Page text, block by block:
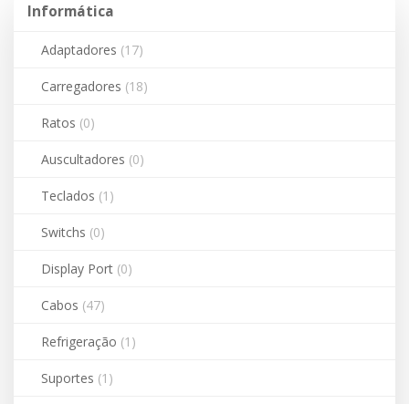
Informática
Adaptadores (17)
Carregadores (18)
Ratos (0)
Auscultadores (0)
Teclados (1)
Switchs (0)
Display Port (0)
Cabos (47)
Refrigeração (1)
Suportes (1)